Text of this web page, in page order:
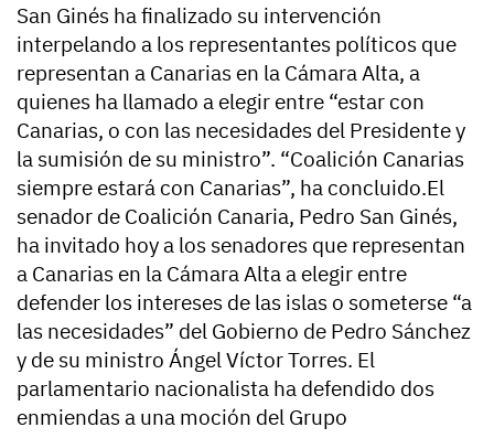
San Ginés ha finalizado su intervención
interpelando a los representantes políticos que
representan a Canarias en la Cámara Alta, a
quienes ha llamado a elegir entre “estar con
Canarias, o con las necesidades del Presidente y
la sumisión de su ministro”. “Coalición Canarias
siempre estará con Canarias”, ha concluido.El
senador de Coalición Canaria, Pedro San Ginés,
ha invitado hoy a los senadores que representan
a Canarias en la Cámara Alta a elegir entre
defender los intereses de las islas o someterse “a
las necesidades” del Gobierno de Pedro Sánchez
y de su ministro Ángel Víctor Torres. El
parlamentario nacionalista ha defendido dos
enmiendas a una moción del Grupo